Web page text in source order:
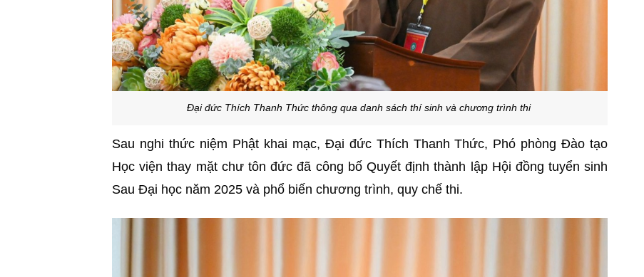
Đại đức Thích Thanh Thức thông qua danh sách thí sinh và chương trình thi
Sau nghi thức niệm Phật khai mạc, Đại đức Thích Thanh Thức, Phó phòng Đào tạo
Học viện thay mặt chư tôn đức đã công bố Quyết định thành lập Hội đồng tuyển sinh
Sau Đại học năm 2025 và phổ biến chương trình, quy chế thi.